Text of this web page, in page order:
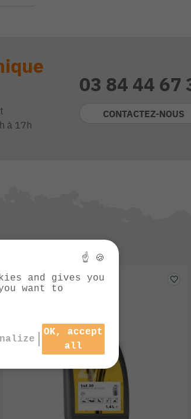
à 17h
03 84 44 67
CONTACTEZ-NOUS
☝ 🍪
and gives you
want to
OK, accept
all